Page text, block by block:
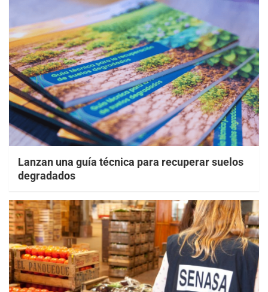
Lanzan una guía técnica para recuperar suelos
degradados